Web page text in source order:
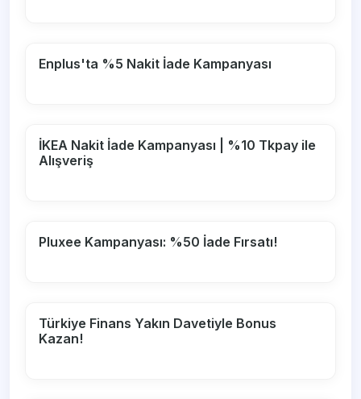
Enplus'ta %5 Nakit İade Kampanyası
İKEA Nakit İade Kampanyası | %10 Tkpay ile
Alışveriş
Pluxee Kampanyası: %50 İade Fırsatı!
Türkiye Finans Yakın Davetiyle Bonus
Kazan!